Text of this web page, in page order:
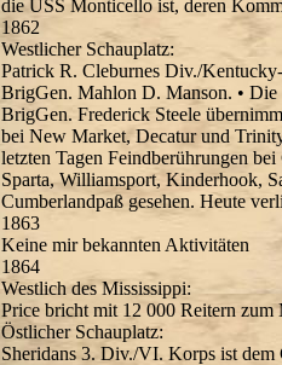
die USS Monticello ist, deren
1862
Westlicher Schauplatz:
Patrick R. Cleburnes Div./
BrigGen. Mahlon D. Manson. •
BrigGen. Frederick Steele
bei New Market, Decatur und
letzten Tagen Feindberührungen
Sparta, Williamsport, Kinderhook,
Cumberlandpaß gesehen. Heute
1863
Keine mir bekannten Aktivitäten
1864
Westlich des Mississippi:
Price bricht mit 12 000 Reitern
Östlicher Schauplatz:
Sheridans 3. Div./VI. Korps ist dem